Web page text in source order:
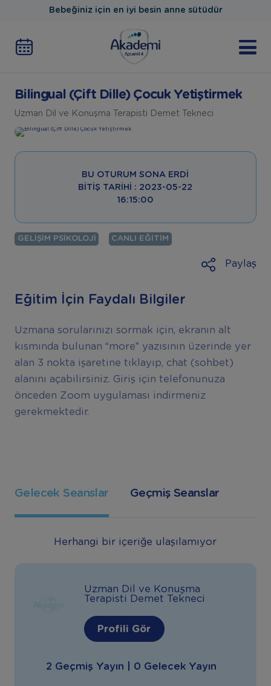
Bebeğiniz için en iyi besin anne sütüdür
Bilingual (Çift Dille) Çocuk Yetiştirmek
Uzman Dil ve Konuşma Terapisti Demet Tekneci
BU OTURUM SONA ERDI
BITIŞ TARIHI : 2023-05-22
16:15:00
GELIŞIM PSIKOLOJI CANLI EĞITIM
Paylaş
Eğitim İçin Faydalı Bilgiler
Uzmana sorularınızı sormak için, ekranın alt
kısmında bulunan “more” yazısının üzerinde yer
alan 3 nokta işaretine tıklayıp, chat (sohbet)
alanını açabilirsiniz. Giriş için telefonunuza
önceden Zoom uygulaması indirmeniz
gerekmektedir.
Gelecek Seanslar Geçmiş Seanslar
Herhangi bir içeriğe ulaşılamıyor
Uzman Dil ve Konuşma
Terapisti Demet Tekneci
Profili Gör
2 Geçmiş Yayın | 0 Gelecek Yayın